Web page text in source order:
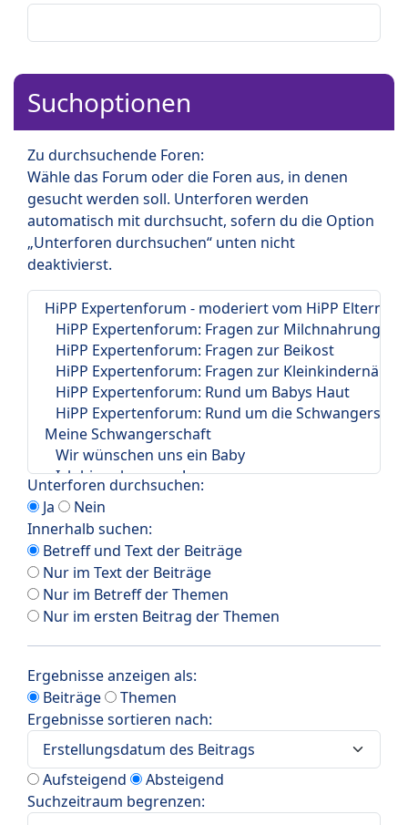
Suchoptionen
Zu durchsuchende Foren:
Wähle das Forum oder die Foren aus, in denen
gesucht werden soll. Unterforen werden
automatisch mit durchsucht, sofern du die Option
„Unterforen durchsuchen“ unten nicht
deaktivierst.
Unterforen durchsuchen:
Ja
Nein
Innerhalb suchen:
Betreff und Text der Beiträge
Nur im Text der Beiträge
Nur im Betreff der Themen
Nur im ersten Beitrag der Themen
Ergebnisse anzeigen als:
Beiträge
Themen
Ergebnisse sortieren nach:
Aufsteigend
Absteigend
Suchzeitraum begrenzen: